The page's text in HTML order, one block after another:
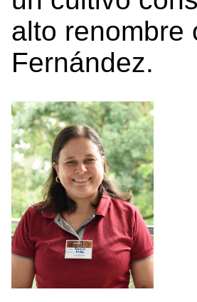
alto renombre
Fernández.